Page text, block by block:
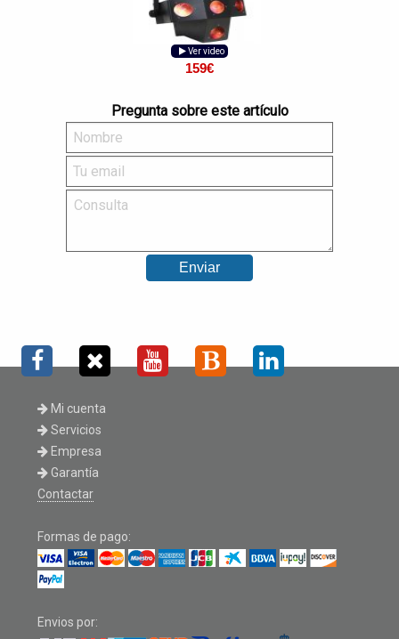
Ver video
159€
Pregunta sobre este artículo
Mi cuenta
Servicios
Empresa
Garantía
Contactar
Formas de pago:
Envios por: